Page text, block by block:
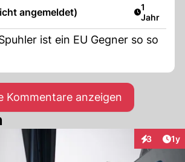
angemeldet) Artikel
1
Jahr
ist ein EU Gegner so so
Kommentare anzeigen
3 1y